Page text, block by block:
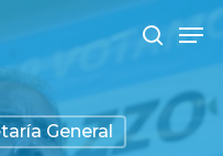
search
General